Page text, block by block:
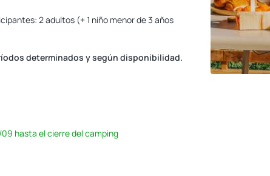
2 adultos (+ 1 niño menor de 3 años
determinados y según disponibilidad.
hasta el cierre del camping